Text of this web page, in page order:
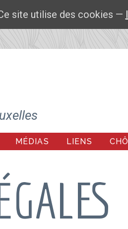
MÉDIAS LIENS
site utilise des cookies —